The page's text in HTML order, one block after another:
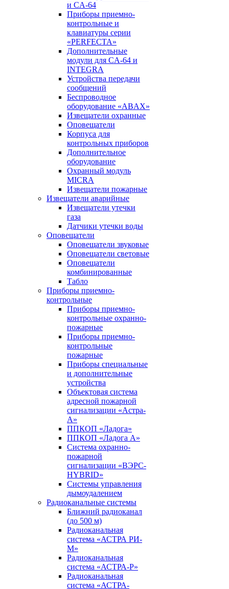
и CA-64
Приборы приемно-
контрольные и
клавиатуры серии
«PERFECTA»
Дополнительные
модули для CA-64 и
INTEGRA
Устройства передачи
сообщений
Беспроводное
оборудование «ABAX»
Извещатели охранные
Оповещатели
Корпуса для
контрольных приборов
Дополнительное
оборудование
Охранный модуль
MICRA
Извещатели пожарные
Извещатели аварийные
Извещатели утечки
газа
Датчики утечки воды
Оповещатели
Оповещатели звуковые
Оповещатели световые
Оповещатели
комбинированные
Табло
Приборы приемно-
контрольные
Приборы приемно-
контрольные охранно-
пожарные
Приборы приемно-
контрольные
пожарные
Приборы специальные
и дополнительные
устройства
Объектовая система
адресной пожарной
сигнализации «Астра-
А»
ППКОП «Ладога»
ППКОП «Ладога А»
Система охранно-
пожарной
сигнализации «ВЭРС-
HYBRID»
Системы управления
дымоудалением
Радиоканальные системы
Ближний радиоканал
(до 500 м)
Радиоканальная
система «АСТРА РИ-
М»
Радиоканальная
система «АСТРА-Р»
Радиоканальная
система «АСТРА-